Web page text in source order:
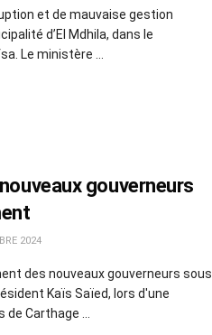
et de mauvaise gestion
d’El Mdhila, dans le
Le ministère ...
gouverneurs
2024
des nouveaux gouverneurs sous
Kaïs Saïed, lors d'une
Carthage ...